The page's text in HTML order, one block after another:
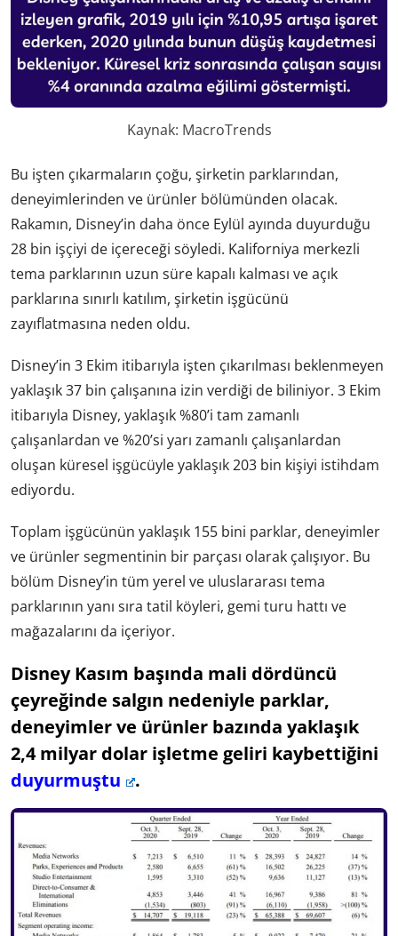
Kaynak: MacroTrends
Bu işten çıkarmaların çoğu, şirketin parklarından,
deneyimlerinden ve ürünler bölümünden olacak.
Rakamın, Disney’in daha önce Eylül ayında duyurduğu
28 bin işçiyi de içereceği söyledi. Kaliforniya merkezli
tema parklarının uzun süre kapalı kalması ve açık
parklarına sınırlı katılım, şirketin işgücünü
zayıflatmasına neden oldu.
Disney’in 3 Ekim itibarıyla işten çıkarılması beklenmeyen
yaklaşık 37 bin çalışanına izin verdiği de biliniyor. 3 Ekim
itibarıyla Disney, yaklaşık %80’i tam zamanlı
çalışanlardan ve %20’si yarı zamanlı çalışanlardan
oluşan küresel işgücüyle yaklaşık 203 bin kişiyi istihdam
ediyordu.
Toplam işgücünün yaklaşık 155 bini parklar, deneyimler
ve ürünler segmentinin bir parçası olarak çalışıyor. Bu
bölüm Disney’in tüm yerel ve uluslararası tema
parklarının yanı sıra tatil köyleri, gemi turu hattı ve
mağazalarını da içeriyor.
Disney Kasım başında mali dördüncü
çeyreğinde salgın nedeniyle parklar,
deneyimler ve ürünler bazında yaklaşık
2,4 milyar dolar işletme geliri kaybettiğini
duyurmuştu
.